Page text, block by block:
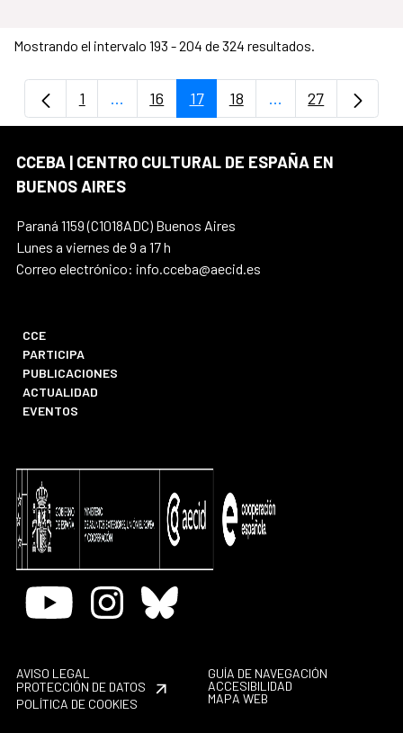
Mostrando el intervalo 193 - 204 de 324 resultados.
Página
1 ...Páginas intermedias Use TAB para
Página
16 Página
17 Página
18 ...PáginasPágina
27
CCEBA | CENTRO CULTURAL DE ESPAÑA EN
BUENOS AIRES
Paraná 1159 (C1018ADC) Buenos Aires
Lunes a viernes de 9 a 17 h
Correo electrónico: info.cceba@aecid.es
CCE
PARTICIPA
PUBLICACIONES
ACTUALIDAD
EVENTOS
Youtube InstagramBluesky
AVISO LEGAL
PROTECCIÓN DE DATOS
POLÍTICA DE COOKIES
GUÍA DE NAVEGACIÓN
ACCESIBILIDAD
MAPA WEB